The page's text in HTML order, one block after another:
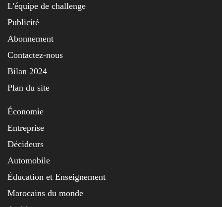
L'équipe de challenge
Publicité
Abonnement
Contactez-nous
Bilan 2024
Plan du site
Économie
Entreprise
Décideurs
Automobile
Éducation et Enseignement
Marocains du monde